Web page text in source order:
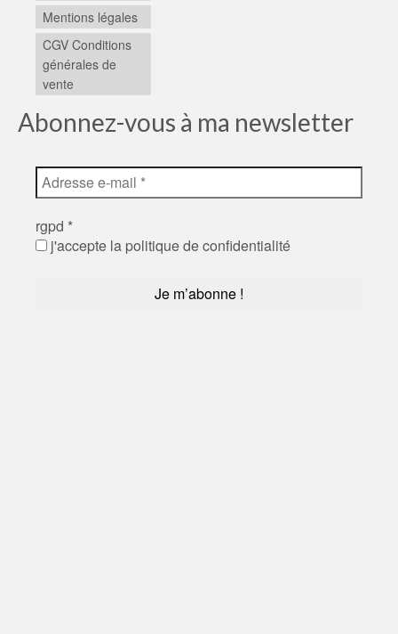
Mentions légales
CGV Conditions
générales de
vente
Abonnez-vous à ma newsletter
rgpd *
j'accepte la politique de confidentialité